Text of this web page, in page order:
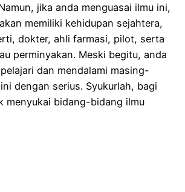
jika anda menguasai ilmu ini,
memiliki kehidupan sejahtera,
dokter, ahli farmasi, pilot, serta
perminyakan. Meski begitu, anda
dan mendalami masing-
dengan serius. Syukurlah, bagi
menyukai bidang-bidang ilmu